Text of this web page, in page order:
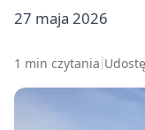
27 maja 2026
1 min czytania